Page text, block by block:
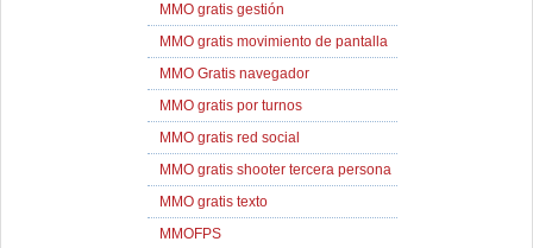
MMO gratis gestión
MMO gratis movimiento de pantalla
MMO Gratis navegador
MMO gratis por turnos
MMO gratis red social
MMO gratis shooter tercera persona
MMO gratis texto
MMOFPS